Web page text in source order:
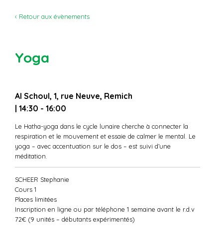
‹ Retour aux évènements
Yoga
Al Schoul, 1, rue Neuve, Remich
| 14:30 - 16:00
Le Hatha-yoga dans le cycle lunaire cherche à connecter la
respiration et le mouvement et essaie de calmer le mental. Le
yoga – avec accentuation sur le dos – est suivi d’une
méditation.
SCHEER Stephanie
Cours 1
Places limitées
Inscription en ligne ou par téléphone 1 semaine avant le r.d.v
72€ (9 unités – débutants expérimentés)